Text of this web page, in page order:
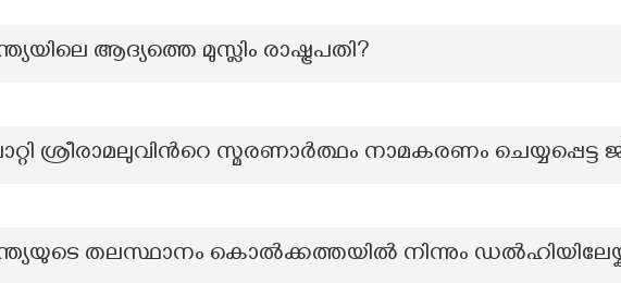
ആദ്യത്തെ മുസ്ലിം രാഷ്ട്രപതി?
ശ്രീരാമലുവിന്‍റെ സ്മരണാർത്ഥം നാമകരണം ചെയ്യപ്പെട്ട
തലസ്ഥാനം കൊൽക്കത്തയിൽ നിന്നും ഡൽഹിയിലേയ്ക്ക്